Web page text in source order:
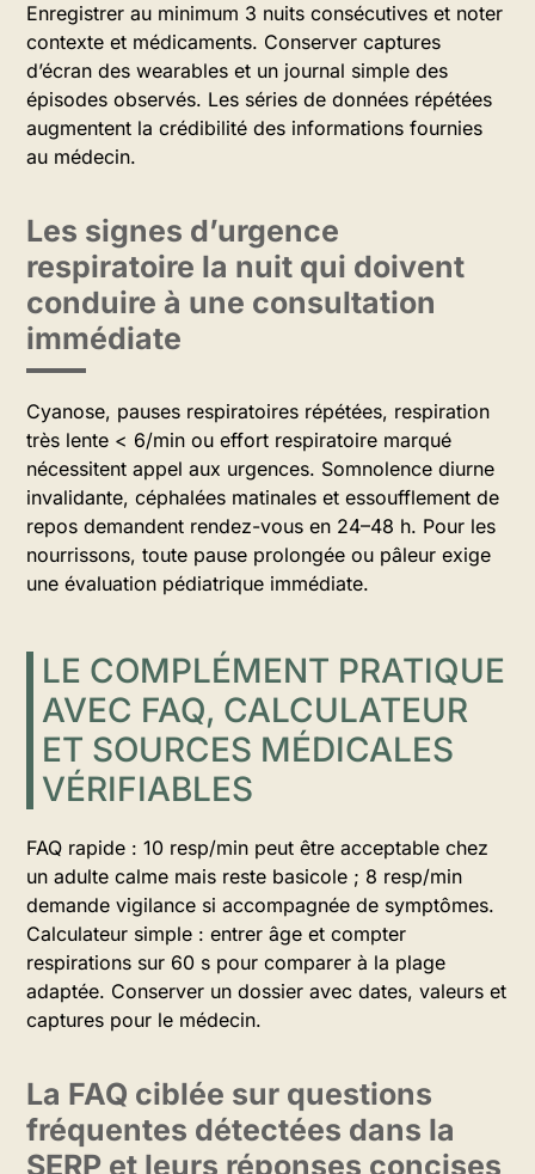
Enregistrer au minimum 3 nuits consécutives et noter
contexte et médicaments. Conserver captures
d’écran des wearables et un journal simple des
épisodes observés. Les séries de données répétées
augmentent la crédibilité des informations fournies
au médecin.
Les signes d’urgence
respiratoire la nuit qui doivent
conduire à une consultation
immédiate
Cyanose, pauses respiratoires répétées, respiration
très lente < 6/min ou effort respiratoire marqué
nécessitent appel aux urgences. Somnolence diurne
invalidante, céphalées matinales et essoufflement de
repos demandent rendez-vous en 24–48 h. Pour les
nourrissons, toute pause prolongée ou pâleur exige
une évaluation pédiatrique immédiate.
LE COMPLÉMENT PRATIQUE
AVEC FAQ, CALCULATEUR
ET SOURCES MÉDICALES
VÉRIFIABLES
FAQ rapide : 10 resp/min peut être acceptable chez
un adulte calme mais reste basicole ; 8 resp/min
demande vigilance si accompagnée de symptômes.
Calculateur simple : entrer âge et compter
respirations sur 60 s pour comparer à la plage
adaptée. Conserver un dossier avec dates, valeurs et
captures pour le médecin.
La FAQ ciblée sur questions
fréquentes détectées dans la
SERP et leurs réponses concises